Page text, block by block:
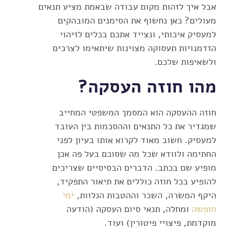
אבל איך לזהות מקום עבודה שבאמת מציע תנאים
מעולים? כאן נחשוף את הסימנים המובהקים
למעסיק איכותי, ונצייד אתכם בכלים לזיהוי
הזדמנויות תעסוקה מצוינות שיתאימו לצרכים
ולשאיפות שלכם.
מהו חוזה העסקה?
חוזה ההעסקה הוא המסמך המשפטי המחייב
שמגדיר את כל התנאים וההסכמות בין העובד
למעסיק. חשוב מאוד לקרוא אותו בעיון לפני
החתימה ולוודא שכל מה שסוכם בעל פה אכן
מופיע שם בכתב. הדברים הבסיסיים שצריכים
להופיע בכל חוזה כוללים את תיאור התפקיד,
היקף המשרה, השכר וההטבות הנלוות, ימי
חופשה ומחלה, תנאי סיום העסקה (הודעה
מוקדמת, פיצויי פיטורין) ועוד.